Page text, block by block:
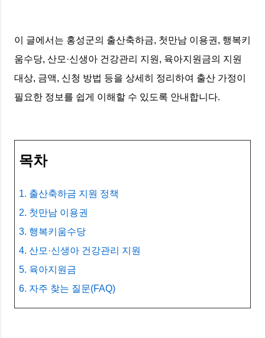
이 글에서는 홍성군의 출산축하금, 첫만남 이용권, 행복키
움수당, 산모·신생아 건강관리 지원, 육아지원금의 지원
대상, 금액, 신청 방법 등을 상세히 정리하여 출산 가정이
필요한 정보를 쉽게 이해할 수 있도록 안내합니다.
목차
1. 출산축하금 지원 정책
2. 첫만남 이용권
3. 행복키움수당
4. 산모·신생아 건강관리 지원
5. 육아지원금
6. 자주 찾는 질문(FAQ)